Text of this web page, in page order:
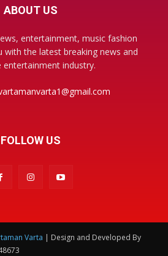
ABOUT US
entertainment, music fashion
with the latest breaking news and
industry.
FOLLOW US
Varta | Design and Developed By